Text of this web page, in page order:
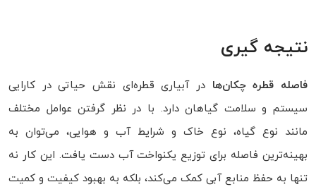
نتیجه گیری
فاصله قطره‌ چکان‌ها در آبیاری قطره‌ای نقش حیاتی در کارایی
سیستم و سلامت گیاهان دارد. با در نظر گرفتن عوامل مختلف
مانند نوع گیاه، نوع خاک و شرایط آب و هوایی، می‌توان به
بهینه‌ترین فاصله برای توزیع یکنواخت آب دست یافت. این کار نه
تنها به حفظ منابع آبی کمک می‌کند، بلکه به بهبود کیفیت و کمیت